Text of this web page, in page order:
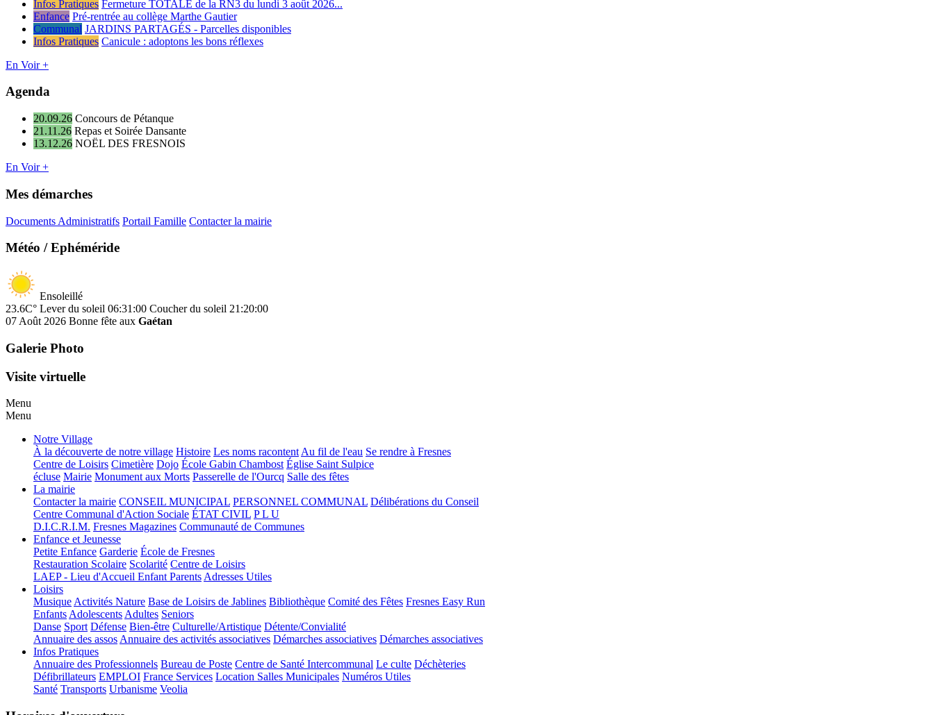
Infos Pratiques Fermeture TOTALE de la RN3 du lundi 3 août 2026...
Enfance Pré-rentrée au collège Marthe Gautier
Communal JARDINS PARTAGÉS - Parcelles disponibles
Infos Pratiques Canicule : adoptons les bons réflexes
En Voir +
Agenda
20.09.26 Concours de Pétanque
21.11.26 Repas et Soirée Dansante
13.12.26 NOËL DES FRESNOIS
En Voir +
Mes démarches
Documents Administratifs Portail Famille Contacter la mairie
Météo / Ephéméride
Ensoleillé
23.6C° Lever du soleil 06:31:00 Coucher du soleil 21:20:00
07 Août 2026 Bonne fête aux Gaétan
Galerie Photo
Visite virtuelle
Menu
Menu
Notre Village
À la découverte de notre village Histoire Les noms racontent Au fil de l'eau Se rendre à Fresnes
Centre de Loisirs Cimetière Dojo École Gabin Chambost Église Saint Sulpice
écluse Mairie Monument aux Morts Passerelle de l'Ourcq Salle des fêtes
La mairie
Contacter la mairie CONSEIL MUNICIPAL PERSONNEL COMMUNAL Délibérations du Conseil
Centre Communal d'Action Sociale ÉTAT CIVIL P L U
D.I.C.R.I.M. Fresnes Magazines Communauté de Communes
Enfance et Jeunesse
Petite Enfance Garderie École de Fresnes
Restauration Scolaire Scolarité Centre de Loisirs
LAEP - Lieu d'Accueil Enfant Parents Adresses Utiles
Loisirs
Musique Activités Nature Base de Loisirs de Jablines Bibliothèque Comité des Fêtes Fresnes Easy Run
Enfants Adolescents Adultes Seniors
Danse Sport Défense Bien-être Culturelle/Artistique Détente/Convialité
Annuaire des assos Annuaire des activités associatives Démarches associatives Démarches associatives
Infos Pratiques
Annuaire des Professionnels Bureau de Poste Centre de Santé Intercommunal Le culte Déchèteries
Défibrillateurs EMPLOI France Services Location Salles Municipales Numéros Utiles
Santé Transports Urbanisme Veolia